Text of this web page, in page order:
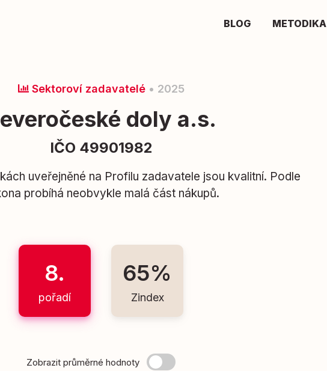
BLOG METODIKA
Sektoroví zadavatelé• 2025
doly a.s.
IČO 49901982
uveřejněné na Profilu zadavatele jsou kvalitní. Podle
probíhá neobvykle malá část nákupů.
8.
pořadí
65%
Zindex
Zobrazit průměrné hodnoty